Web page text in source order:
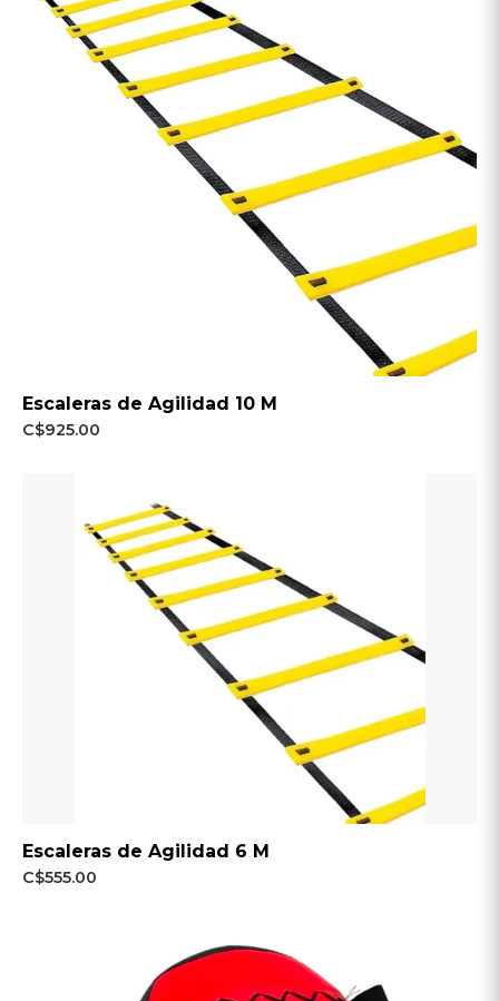
Escaleras de Agilidad 10 M
C$925.00
Escaleras de Agilidad 6 M
C$555.00